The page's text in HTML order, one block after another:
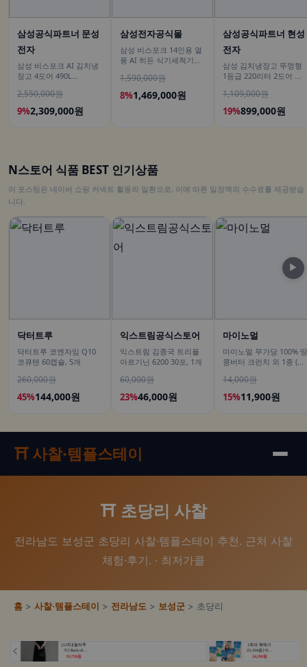
삼성공식파트너 문성
전자
삼성 비스포크 AI 김치냉
장고 4도어 490L
이트 유산균아삭 숙성모
드
2,550,000원
9%2,309,000원
삼성전자공식몰
삼성 비스포크 14인용 열
풍 AI 히든 식기세척기
1,590,000원
8%1,469,000원
삼성공식파트너 현성
전자
삼성 김치냉장고 뚜껑형
1등급 220리터 2도어 소
1,109,000원
19%899,000원
N스토어 식품 BEST 인기상품
이 포스팅은 네이버 쇼핑 커넥트 활동의 일환으로, 이에 따른 일정액의 수수료를 제공받습
니다.
닥터트루
닥터트루 코엔자임 Q10
코큐텐 60캡슐, 5개
260,000원
45%144,000원
익스트림공식스토어
익스트림 김종국 트리플
아르기닌 6200 30포, 1개
60,000원
23%46,000원
마이노멀
마이노멀 무가당 100% 땅
콩버터 크런치 외 1종 (땅
14,000원
15%11,900원
▶
⛩️ 사찰·템플스테이
⛩️ 초당리 사찰
전라남도 보성군 초당리 사찰·템플스테이 추천. 근처 사찰
체험·후기. · 최저가콜
홈 > 사찰·템플스테이 > 전라남도 > 보성군 > 초당리